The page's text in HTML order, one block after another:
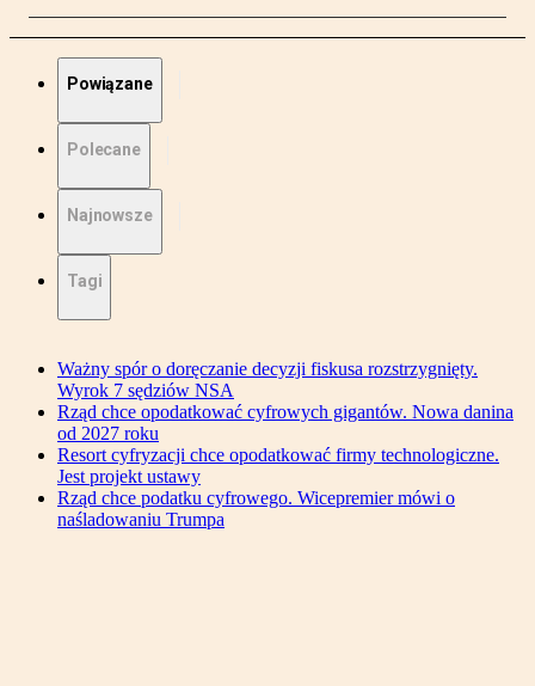
Powiązane
Polecane
Najnowsze
Tagi
Ważny spór o doręczanie decyzji fiskusa rozstrzygnięty.
Wyrok 7 sędziów NSA
Rząd chce opodatkować cyfrowych gigantów. Nowa danina
od 2027 roku
Resort cyfryzacji chce opodatkować firmy technologiczne.
Jest projekt ustawy
Rząd chce podatku cyfrowego. Wicepremier mówi o
naśladowaniu Trumpa